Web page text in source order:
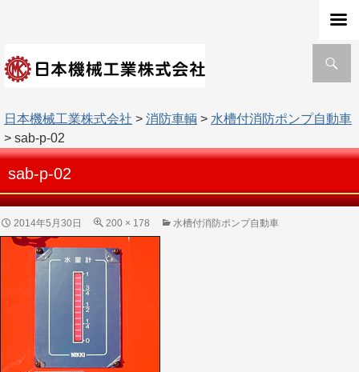
索
日本機械工業株式会社 > 消防車輌 > 水槽付消防ポンプ自動車
> sab-p-02
sab-p-02
2014年5月30日 200 × 178 水槽付消防ポンプ自動車